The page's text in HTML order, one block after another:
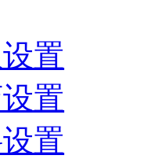
置
置
置